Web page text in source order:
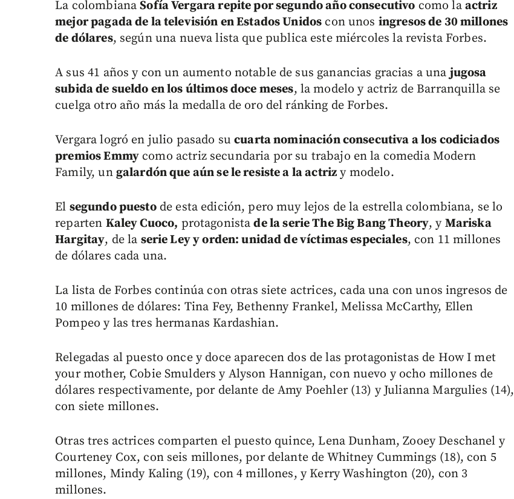
La colombianaSofía Vergara repite por segundo año consecutivo como la actriz
mejor pagada de la televisión en Estados Unidos con unos ingresos de 30 millones
de dólares, según una nueva lista que publica este miércoles la revista Forbes.
A sus 41 años y con un aumento notable de sus ganancias gracias a una jugosa
subida de sueldo en los últimos doce meses, la modelo y actriz de Barranquilla se
cuelga otro año más la medalla de oro del ránking de Forbes.
Vergara logró en julio pasado sucuarta nominación consecutiva a los codiciados
premios Emmy como actriz secundaria por su trabajo en la comedia Modern
Family, un galardón que aún se le resiste a la actriz y modelo.
El segundo puestode esta edición, pero muy lejos de la estrella colombiana, se lo
reparten Kaley Cuoco, protagonistade la serie The Big Bang Theory, y Mariska
Hargitay, de la serie Ley y orden: unidad de víctimas especiales, con 11 millones
de dólares cada una.
La lista de Forbes continúa con otras siete actrices, cada una con unos ingresos de
10 millones de dólares: Tina Fey, Bethenny Frankel, Melissa McCarthy, Ellen
Pompeo y las tres hermanas Kardashian.
Relegadas al puesto once y doce aparecen dos de las protagonistas de How I met
your mother, Cobie Smulders y Alyson Hannigan, con nuevo y ocho millones de
dólares respectivamente, por delante de Amy Poehler (13) y Julianna Margulies (14),
con siete millones.
Otras tres actrices comparten el puesto quince, Lena Dunham, Zooey Deschanel y
Courteney Cox, con seis millones, por delante de Whitney Cummings (18), con 5
millones, Mindy Kaling (19), con 4 millones, y Kerry Washington (20), con 3
millones.